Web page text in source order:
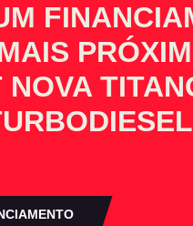
NOVA